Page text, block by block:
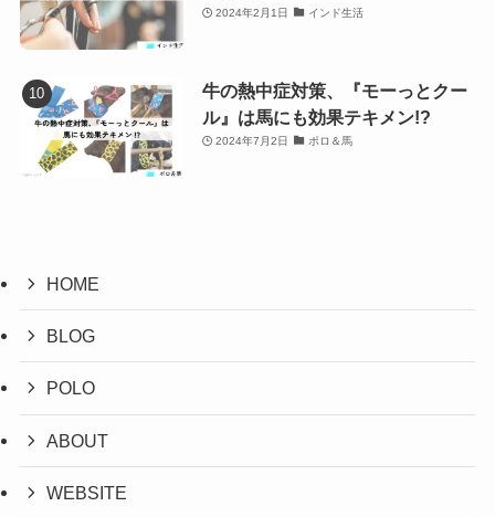
2024年2月1日 インド生活
牛の熱中症対策、『モーっとクー
ル』は馬にも効果テキメン!?
2024年7月2日 ポロ＆馬
HOME
BLOG
POLO
ABOUT
WEBSITE